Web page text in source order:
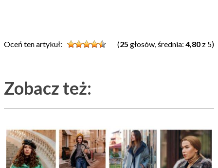
Oceń ten artykuł: (25 głosów, średnia: 4,80 z 5)
Zobacz też: